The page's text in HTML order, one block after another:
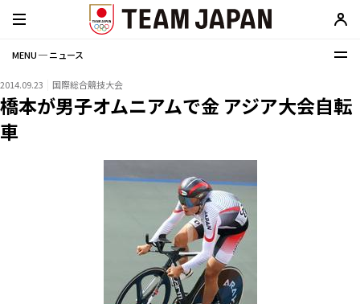
MENU ─ ニュース
2014.09.23 国際総合競技大会
橋本が男子オムニアムで金 アジア大会自転
車